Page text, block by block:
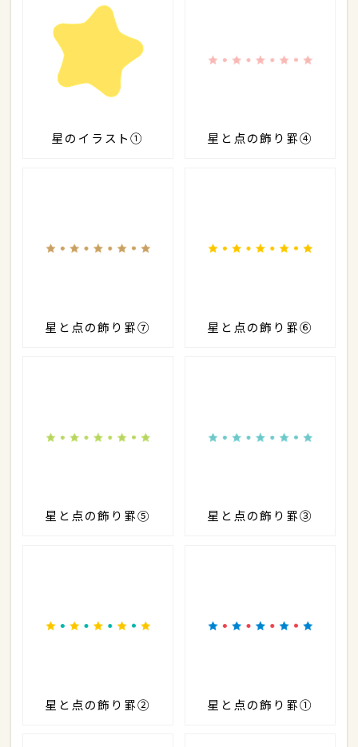
星のイラスト① 星と点の飾り罫④
星と点の飾り罫⑦ 星と点の飾り罫⑥
星と点の飾り罫⑤ 星と点の飾り罫③
星と点の飾り罫② 星と点の飾り罫①